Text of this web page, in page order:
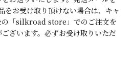
をお受け取り頂けない場合は、キャ
の「silkroad store」でのご注文を
ざいます。必ずお受け取りいただ